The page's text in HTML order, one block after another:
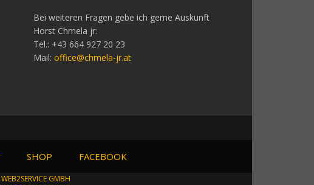
Bei weiteren Fragen gebe ich gerne Auskunft
Horst Chmela jr:
Tel.: +43 664 927 20 23
Mail:office@chmela-jr.at
SHOP FACEBOOK
WEB2SERVICE GMBH